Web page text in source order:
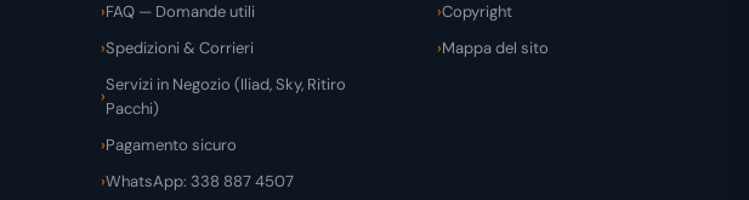
FAQ — Domande utili
Spedizioni & Corrieri
Servizi in Negozio (Iliad, Sky, Ritiro
Pacchi)
Pagamento sicuro
WhatsApp: 338 887 4507
Copyright
Mappa del sito